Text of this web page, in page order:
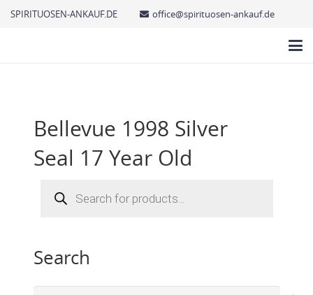
SPIRITUOSEN-ANKAUF.DE office@spirituosen-ankauf.de
Bellevue 1998 Silver
Seal 17 Year Old
search
Search